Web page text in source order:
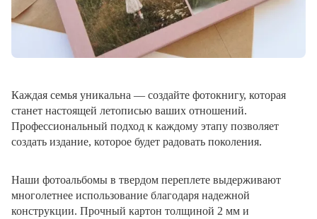
Каждая семья уникальна — создайте фотокнигу, которая
станет настоящей летописью ваших отношений.
Профессиональный подход к каждому этапу позволяет
создать издание, которое будет радовать поколения.
Наши фотоальбомы в твердом переплете выдерживают
многолетнее использование благодаря надежной
конструкции. Прочный картон толщиной 2 мм и